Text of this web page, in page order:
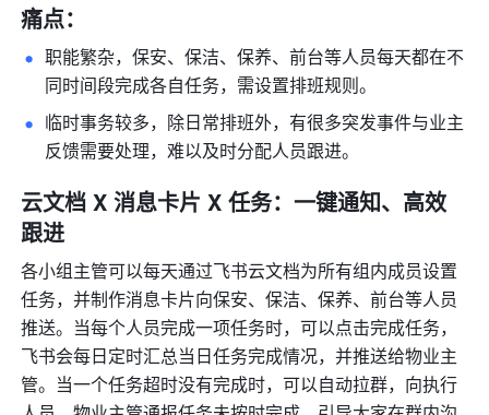
痛点：
职能繁杂，保安、保洁、保养、前台等人员每天都在不
同时间段完成各自任务，需设置排班规则。
临时事务较多，除日常排班外，有很多突发事件与业主
反馈需要处理，难以及时分配人员跟进。
云文档 X 消息卡片 X 任务：一键通知、高效
跟进
各小组主管可以每天通过飞书云文档为所有组内成员设置
任务，并制作消息卡片向保安、保洁、保养、前台等人员
推送。当每个人员完成一项任务时，可以点击完成任务，
飞书会每日定时汇总当日任务完成情况，并推送给物业主
管。当一个任务超时没有完成时，可以自动拉群，向执行